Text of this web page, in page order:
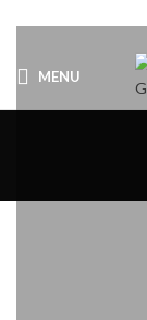
MENU